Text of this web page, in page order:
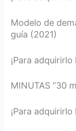
Modelo de
guía (2021)
¡Para
MINUTAS “30
¡Para